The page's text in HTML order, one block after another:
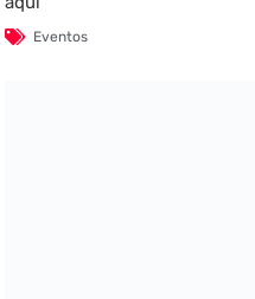
Eventos